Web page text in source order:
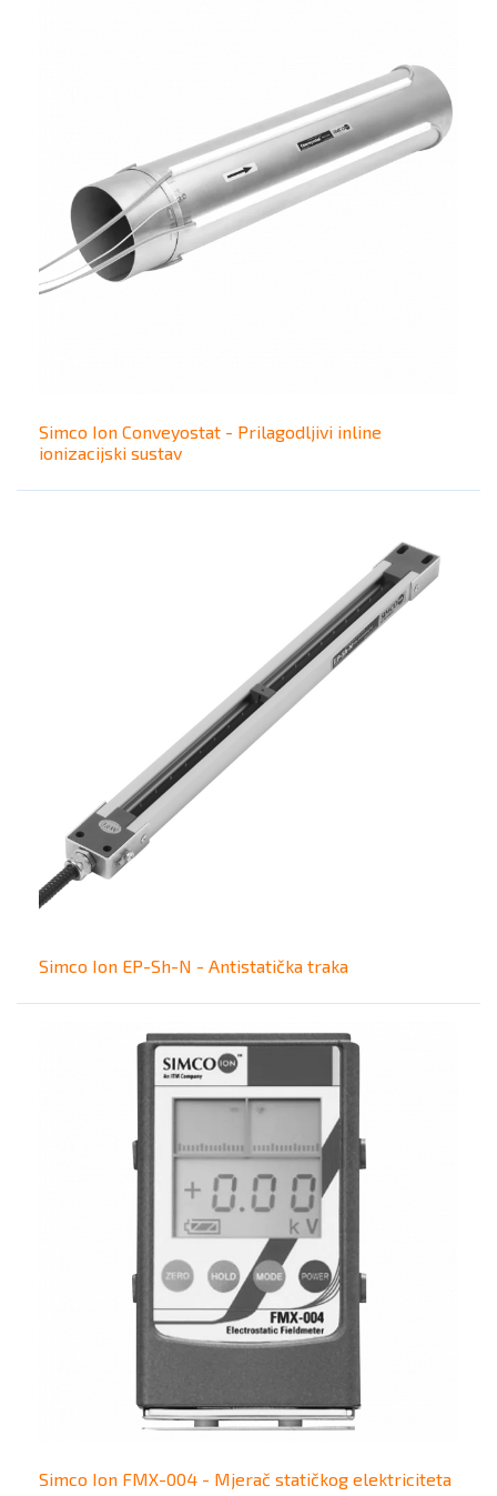
Simco Ion Conveyostat - Prilagodljivi inline
ionizacijski sustav
Simco Ion EP-Sh-N - Antistatička traka
Simco Ion FMX-004 - Mjerač statičkog elektriciteta